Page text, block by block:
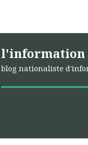
l'information
blog nationaliste